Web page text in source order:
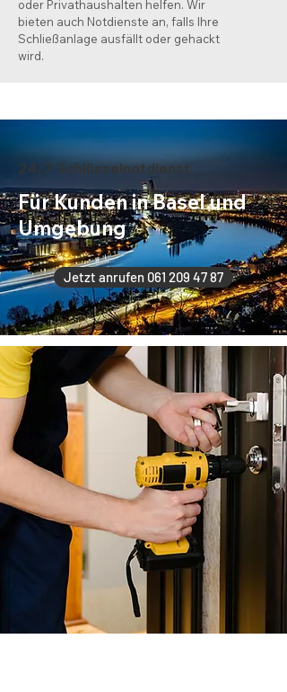
oder Privathaushalten helfen. Wir
bieten auch Notdienste an, falls Ihre
Schließanlage ausfällt oder gehackt
wird.
24/7 Schlüsselnotdienst
Für Kunden in Basel und
Umgebung
Jetzt anrufen 061 209 47 87